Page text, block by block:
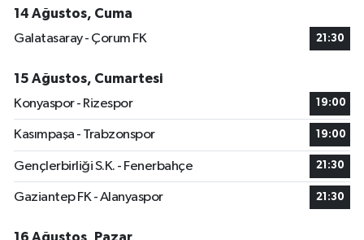
14 Ağustos, Cuma
Galatasaray - Çorum FK
21:30
15 Ağustos, Cumartesi
Konyaspor - Rizespor
19:00
Kasımpaşa - Trabzonspor 19:00
Gençlerbirliği S.K. - Fenerbahçe 21:30
Gaziantep FK - Alanyaspor 21:30
16 Ağustos, Pazar